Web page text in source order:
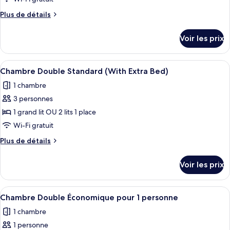
type
de
Chambre
Double
Supérieure
pour
personne
Plus de détails
Plus
le
type
de
Chambre
Double
pour
Voir les prix
Afficher
toutes
les
photos
pour
ce
type
de
Chambre
Double
Standard
(With
Extra
Literie de qualité supérieure,
5
Chambre Double Standard (With Extra Bed)
1 chambre
3 personnes
1 grand lit OU 2 lits 1 place
Wi-Fi gratuit
Plus de détails
Plus
le
type
de
Chambre
Double
Voir les prix
Afficher
toutes
les
photos
Literie de qualité supérieure,
4
Chambre Double Économique pour 1 personne
1 chambre
1 personne